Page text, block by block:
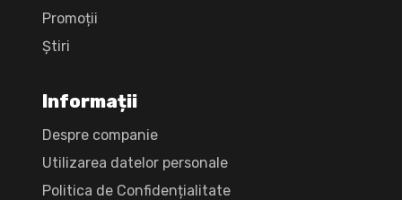
Promoții
Știri
Informații
Despre companie
Utilizarea datelor personale
Politica de Confidențialitate